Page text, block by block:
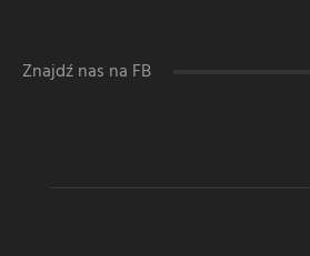
Znajdź nas na FB